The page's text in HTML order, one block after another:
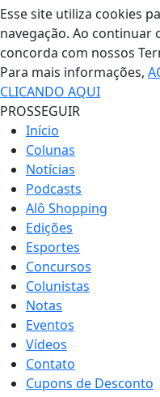
Esse site utiliza cookies
navegação. Ao continuar
concorda com nossos
Para mais informações,
CLICANDO AQUI
PROSSEGUIR
Início
Colunas
Notícias
Podcasts
Alô Shopping
Edições
Esportes
Concursos
Colunistas
Notas
Eventos
Vídeos
Contato
Cupons de Desconto